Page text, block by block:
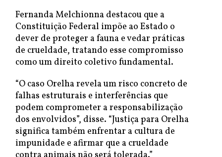
Fernanda Melchionna destacou que a
Constituição Federal impõe ao Estado o
dever de proteger a fauna e vedar práticas
de crueldade, tratando esse compromisso
como um direito coletivo fundamental.
“O caso Orelha revela um risco concreto de
falhas estruturais e interferências que
podem comprometer a responsabilização
dos envolvidos”, disse. “Justiça para Orelha
significa também enfrentar a cultura de
impunidade e afirmar que a crueldade